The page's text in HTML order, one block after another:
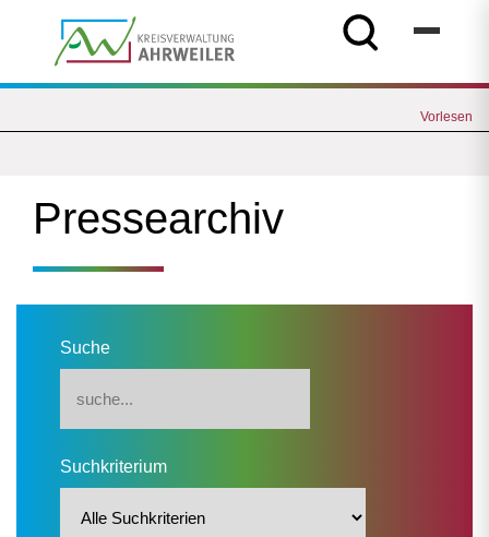
Vorlesen
Pressearchiv
Suche
Suchkriterium